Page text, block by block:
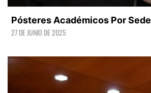
Pósteres Académicos Por Sede
27 DE JUNIO DE 2025